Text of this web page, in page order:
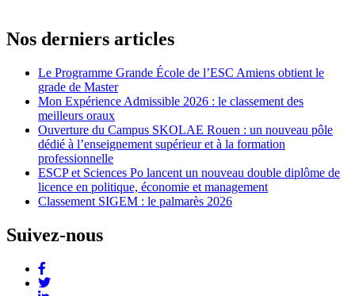
Nos derniers articles
Le Programme Grande École de l’ESC Amiens obtient le
grade de Master
Mon Expérience Admissible 2026 : le classement des
meilleurs oraux
Ouverture du Campus SKOLAE Rouen : un nouveau pôle
dédié à l’enseignement supérieur et à la formation
professionnelle
ESCP et Sciences Po lancent un nouveau double diplôme de
licence en politique, économie et management
Classement SIGEM : le palmarès 2026
Suivez-nous